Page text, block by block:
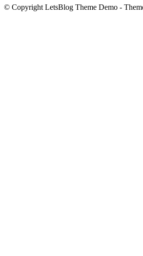
© Copyright LetsBlog Theme Demo -